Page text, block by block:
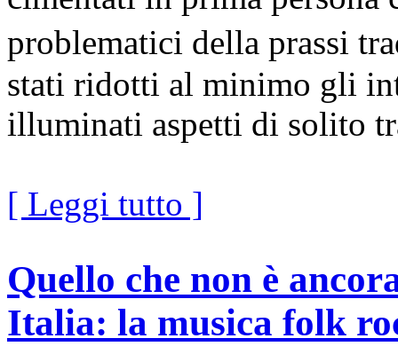
problematici della prassi
stati ridotti al minimo gli
illuminati aspetti di solito
[ Leggi tutto ]
Quello che non è
Italia: la musica folk